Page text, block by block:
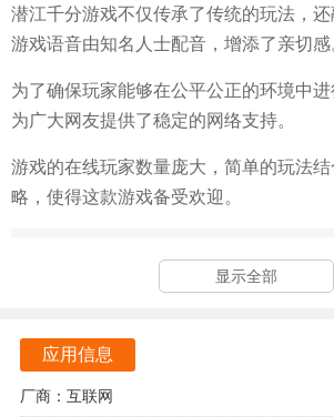
潜江千分游戏不仅传承了传统的玩法，还
游戏语音由知名人士配音，增添了亲切感
为了确保玩家能够在公平公正的环境中
为广大网友提供了稳定的网络支持。
游戏的在线玩家数量庞大，简单的玩法
略，使得这款游戏备受欢迎。
潜江千分的游戏方式十分独特，采用四人
每局开始前，玩家需要在扑克牌中翻一张
家将获得本局的出牌权。
显示全部
应用信息
厂商：互联网